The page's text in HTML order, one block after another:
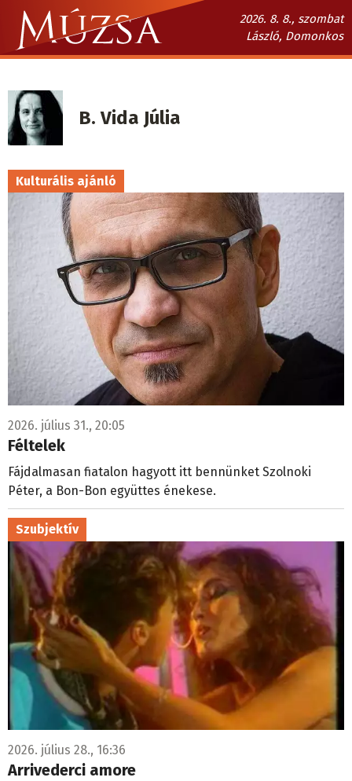
Ugrás
tartalomra
2026. 8. 8., szombat
László, Domonkos
Múzsa.sk
navigáció
B. Vida Júlia
Kulturális ajánló
2026. július 31., 20:05
Féltelek
Fájdalmasan fiatalon hagyott itt bennünket Szolnoki
Péter, a Bon-Bon együttes énekese.
Szubjektív
2026. július 28., 16:36
Arrivederci amore